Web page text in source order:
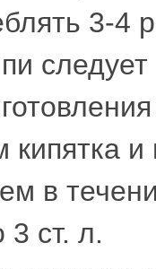
3-4
кипятка
в
3 ст. л.